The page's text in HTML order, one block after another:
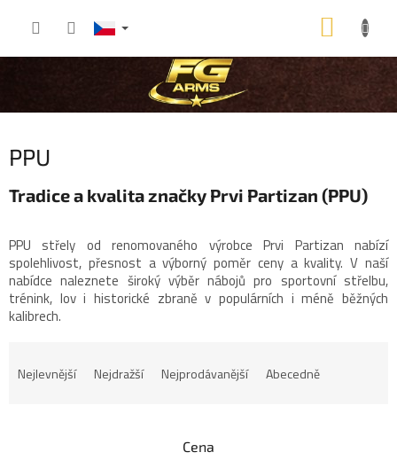
KOŠÍK
PPU
Tradice a kvalita značky Prvi Partizan (PPU)
PPU střely od renomovaného výrobce Prvi Partizan nabízí
spolehlivost, přesnost a výborný poměr ceny a kvality. V naší
nabídce naleznete široký výběr nábojů pro sportovní střelbu,
trénink, lov i historické zbraně v populárních i méně běžných
kalibrech.
Nejlevnější Nejdražší Nejprodávanější Abecedně
Cena